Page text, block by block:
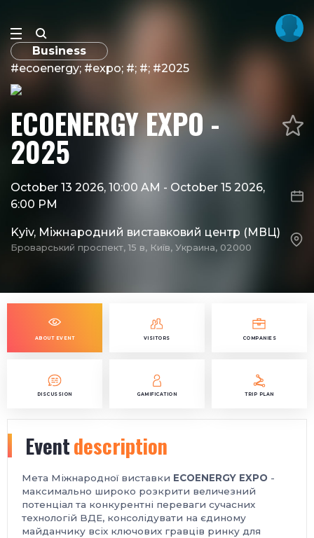
Business
#ecoenergy; #expo; #; #; #2025
ECOENERGY EXPO -
2025
October 13 2026, 10:00 AM - October 15 2026,
6:00 PM
Kyiv, Міжнародний виставковий центр (МВЦ)
Броварський проспект, 15 в, Київ, Украина, 02000
ABOUT EVENT VISITORS COMPANIES
DISCUSSION GAMIFICATION TRIP PLAN
Eventdescription
Мета Міжнародної виставки ECOENERGY EXPO -
максимально широко розкрити величезний
потенціал та конкурентні переваги сучасних
технологій ВДЕ, консолідувати на єдиному
майданчику всіх ключових гравців ринку для